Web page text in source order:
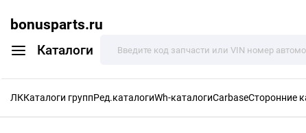
bonusparts.ru
Каталоги
ЛККаталоги группРед.каталогиWh-каталогиCarbaseСторонние